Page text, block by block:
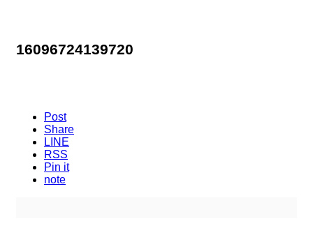
16096724139720
Post
Share
LINE
RSS
Pin it
note